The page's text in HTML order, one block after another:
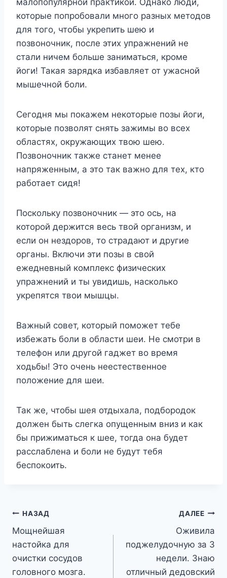
малопопулярной практикой. Однако люди,
которые попробовали много разных методов
для того, чтобы укрепить шею и
позвоночник, после этих упражнений не
стали ничем больше заниматься, кроме
йоги! Такая зарядка избавляет от ужасной
мышечной боли.
Сегодня мы покажем некоторые позы йоги,
которые позволят снять зажимы во всех
областях, окружающих твою шею.
Позвоночник также станет менее
напряженным, а это так важно для тех, кто
работает сидя!
Поскольку позвоночник — это ось, на
которой держится весь твой организм, и
если он нездоров, то страдают и другие
органы. Включи эти позы в свой
ежедневный комплекс физических
упражнений и ты увидишь, насколько
укрепятся твои мышцы.
Важный совет, который поможет тебе
избежать боли в области шеи. Не смотри в
телефон или другой гаджет во время
ходьбы! Это очень неестественное
положение для шеи.
Так же, чтобы шея отдыхала, подбородок
должен быть слегка опущенным вниз и как
бы прижиматься к шее, тогда она будет
расслаблена и боли не будут тебя
беспокоить.
Навигация
по
записям
НАЗАД
Мощнейшая
настойка для
очистки сосудов
головного мозга.
ДАЛЕЕ
Оживила
поджелудочную за 3
недели. Знаю
отличный дедовский